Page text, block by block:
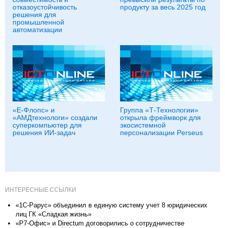
отказоустойчивость
решения для
промышленной
автоматизации
продукту за весь 2025 год
«Е-Флопс» и
«АМДтехнологи» создали
суперкомпьютер для
решения ИИ-задач
Группа «Т‑Технологии»
открыла фреймворк для
экосистемной
персонализации Perseus
ИНТЕРЕСНЫЕ ССЫЛКИ
«1С-Рарус» объединил в единую систему учет 8 юридических
лиц ГК «Сладкая жизнь»
«Р7-Офис» и Directum договорились о сотрудничестве